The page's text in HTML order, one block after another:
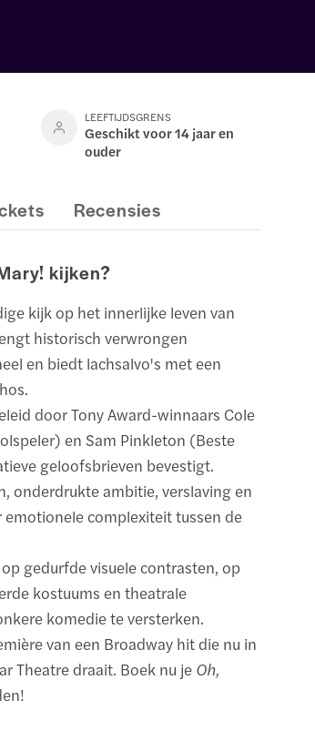
LEEFTIJDSGRENS
Geschikt voor 14 jaar en
ouder
Recensies
kijken?
kijk op het innerlijke leven van
historisch verwrongen
en biedt lachsalvo's met een
door Tony Award-winnaars Cole
en Sam Pinkleton (Beste
geloofsbrieven bevestigt.
onderdrukte ambitie, verslaving en
complexiteit tussen de
gedurfde visuele contrasten, op
kostuums en theatrale
komedie te versterken.
van een Broadway hit die nu in
Theatre draait. Boek nu je Oh,